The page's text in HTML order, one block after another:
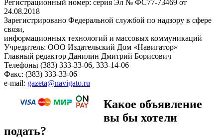
Регистрационный номер: серия Эл № ФС77-73469 от
24.08.2018
Зарегистрировано Федеральной службой по надзору в сфере
связи,
информационных технологий и массовых коммуникаций
Учредитель: ООО Издательский Дом «Навигатор»
Главный редактор Данилин Дмитрий Борисович
Телефоны (383) 333-33-06, 333-14-06
Факс: (383) 333-33-06
e-mail: gazeta@navigato.ru
Какое объявление
вы бы хотели
подать?